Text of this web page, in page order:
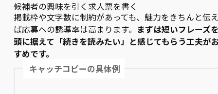
候補者の興味を引く求人票を書く
掲載枠や文字数に制約があっても、魅力をきちんと伝
ば応募への誘導率は高まります。 まずは短いフレーズ
頭に据えて「続きを読みたい」と感じてもらう工夫が
すめです。
キャッチコピーの具体例